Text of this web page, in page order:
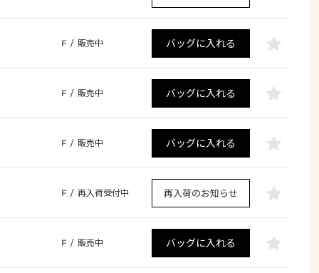
F / 販売中 バッグに入れる
F / 販売中 バッグに入れる
F / 販売中 バッグに入れる
F / 再入荷受付中 再入荷のお知らせ
F / 販売中 バッグに入れる